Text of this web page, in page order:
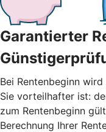
Garantierter
Bei Rentenbeginn
Sie vorteilhafter ist:
zum Rentenbeginn
Berechnung Ihrer